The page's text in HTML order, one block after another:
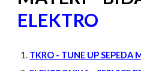
ELEKTRO
TKRO - TUNE UP SEPEDA